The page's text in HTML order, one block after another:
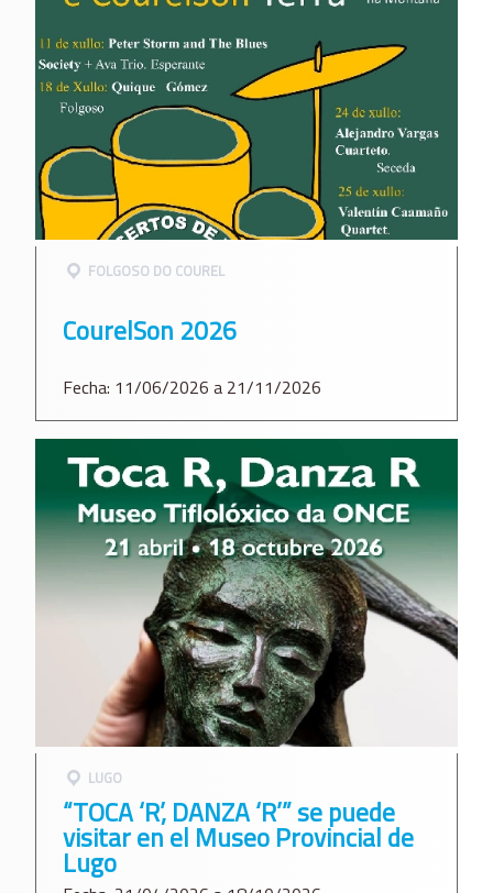
FOLGOSO DO COUREL
CourelSon 2026
Fecha: 11/06/2026 a 21/11/2026
LUGO
“TOCA ‘R’, DANZA ‘R’” se puede
visitar en el Museo Provincial de
Lugo